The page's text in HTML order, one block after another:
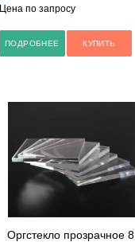
Цена по запросу
ПОДРОБНЕЕ КУПИТЬ
Оргстекло прозрачное 8